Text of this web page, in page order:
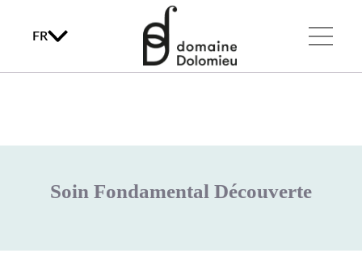
FR
Soin Fondamental Découverte